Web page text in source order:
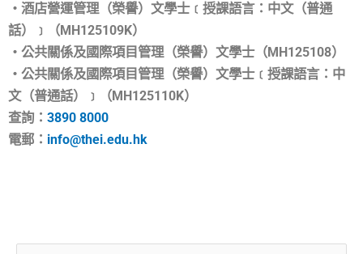
‧酒店營運管理（榮譽）文學士﹝授課語言：中文（普通
話）﹞（MH125109K）
‧公共關係及國際項目管理（榮譽）文學士（MH125108）
‧公共關係及國際項目管理（榮譽）文學士﹝授課語言：中
文（普通話）﹞（MH125110K）
查詢： 3890 8000
電郵： info@thei.edu.hk